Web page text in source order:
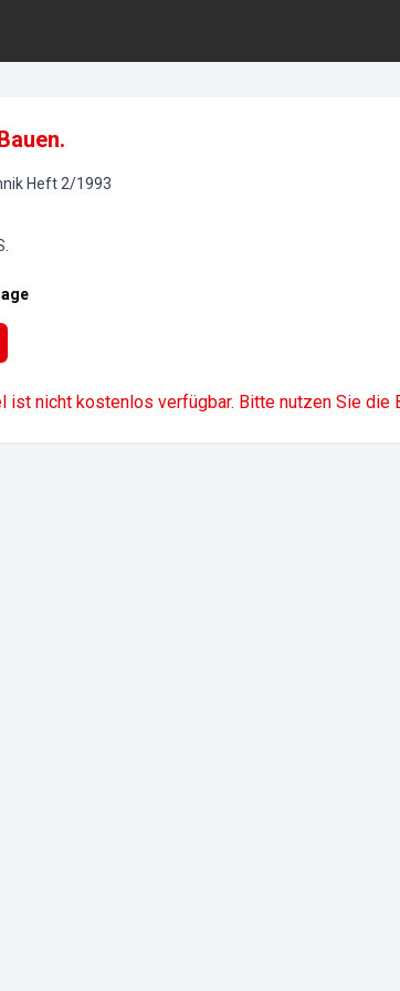
Heft 2/1993
ist nicht kostenlos verfügbar. Bitte nutzen Sie die